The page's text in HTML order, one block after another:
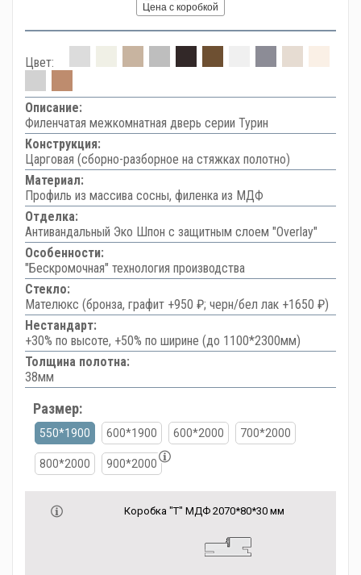
Цена с коробкой
Цвет:
Описание:
Филенчатая межкомнатная дверь серии Турин
Конструкция:
Царговая (сборно-разборное на стяжках полотно)
Материал:
Профиль из массива сосны, филенка из МДФ
Отделка:
Антивандальный Эко Шпон с защитным слоем "Overlay"
Особенности:
"Бескромочная" технология производства
Стекло:
Мателюкс (бронза, графит +950 ₽; черн/бел лак +1650 ₽)
Нестандарт:
+30% по высоте, +50% по ширине (до 1100*2300мм)
Толщина полотна:
38мм
Размер:
550*1900 600*1900 600*2000 700*2000
800*2000 900*2000
Коробка "Т" МДФ 2070*80*30 мм